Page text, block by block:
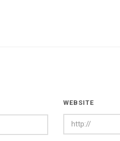
WEBSITE